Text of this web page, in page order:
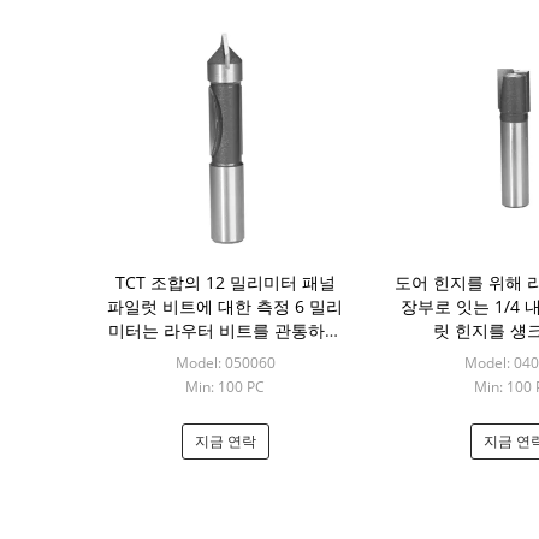
TCT 조합의 12 밀리미터 패널
파일럿 비트에 대한 측정 6 밀리
미터는 라우터 비트를 관통하고
손질합니다
Model: 050060
Min: 100 PC
지금 연락
도어 힌지를 위해
장부로 잇는 1/4
릿 힌지를 섕
Model:
Min: 100
지금 연